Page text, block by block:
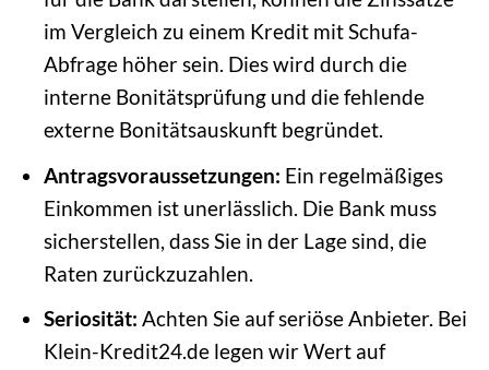
im Vergleich zu einem Kredit mit Schufa-
Abfrage höher sein. Dies wird durch die
interne Bonitätsprüfung und die fehlende
externe Bonitätsauskunft begründet.
Antragsvoraussetzungen: Ein regelmäßiges
Einkommen ist unerlässlich. Die Bank muss
sicherstellen, dass Sie in der Lage sind, die
Raten zurückzuzahlen.
Seriosität: Achten Sie auf seriöse Anbieter. Bei
Klein-Kredit24.de legen wir Wert auf